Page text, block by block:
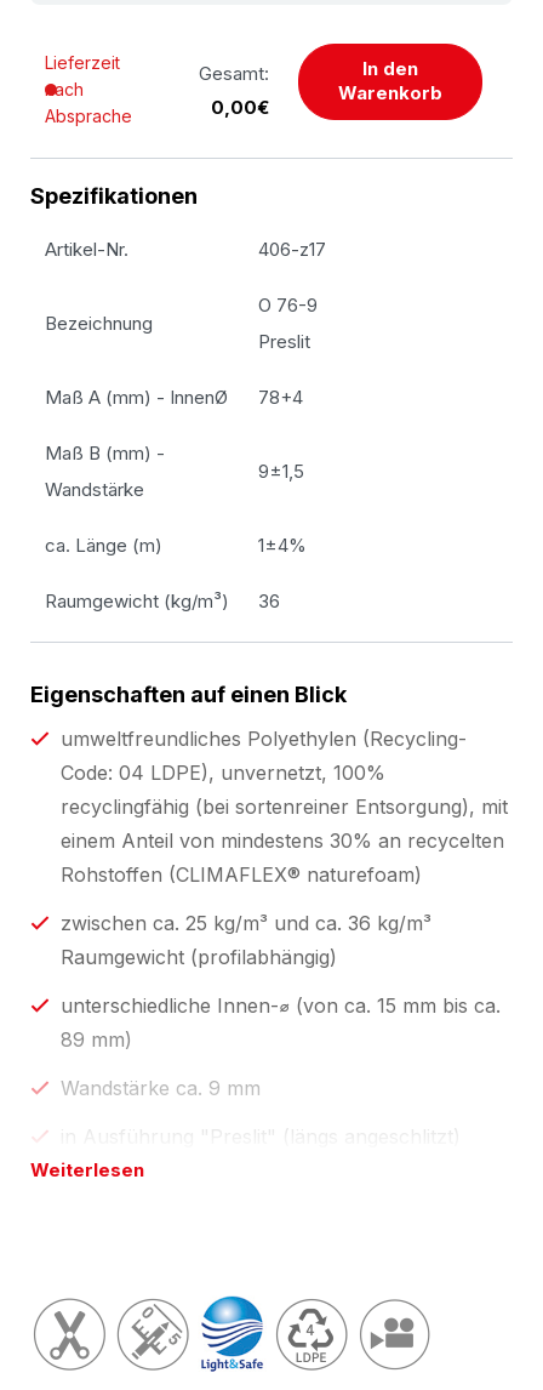
Lieferzeit
nach
Absprache
Gesamt:
0,00€
In den
Warenkorb
Spezifikationen
Artikel-Nr. 406-z17
Bezeichnung
O 76-9
Preslit
Maß A (mm) - InnenØ 78+4
Maß B (mm) -
Wandstärke
9±1,5
ca. Länge (m) 1±4%
Raumgewicht (kg/m³) 36
Eigenschaften auf einen Blick
umweltfreundliches Polyethylen (Recycling-
Code: 04 LDPE), unvernetzt, 100%
recyclingfähig (bei sortenreiner Entsorgung), mit
einem Anteil von mindestens 30% an recycelten
Rohstoffen (CLIMAFLEX® naturefoam)
zwischen ca. 25 kg/m³ und ca. 36 kg/m³
Raumgewicht (profilabhängig)
unterschiedliche Innen-⌀ (von ca. 15 mm bis ca.
89 mm)
Wandstärke ca. 9 mm
in Ausführung "Preslit" (längs angeschlitzt)
Standardlängen 1 m und 2 m, zum
Länge(n) wie in Preistabelle unten oder
Weiterlesen